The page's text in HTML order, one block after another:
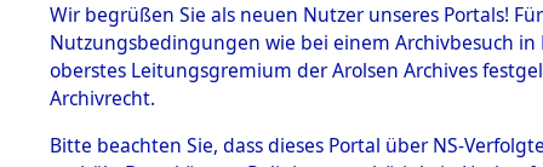
BESTÄNDE
Wir begrüßen Sie als neuen Nutzer unseres Portals!
Nutzungsbedingungen wie bei einem Archivbesuch
oberstes Leitungsgremium der Arolsen Archives
Archivrecht.
Bitte beachten Sie, dass dieses Portal über NS-